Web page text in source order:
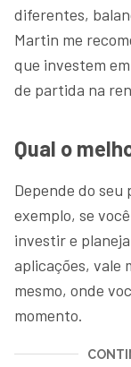
diferentes,
Martin me
que investem
de partida na
Qual o
Depende do
exemplo, se
investir e
aplicações, vale
mesmo, onde
momento.